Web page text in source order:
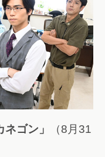
ゴン」
（8月31